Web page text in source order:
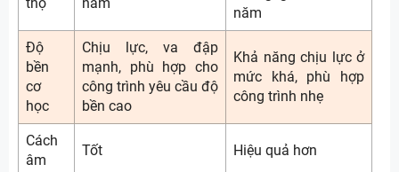
năm
Độ
bền
cơ
học
Chịu lực, va đập
mạnh, phù hợp cho
công trình yêu cầu độ
bền cao
Khả năng chịu lực ở
mức khá, phù hợp
công trình nhẹ
Cách
âm
Tốt Hiệu quả hơn